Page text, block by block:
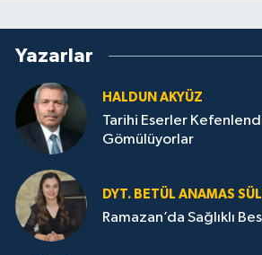
Yazarlar
HALDUN AKYÜZ
Tarihi Eserler
Gömülüyorlar
DYT. BETÜL ANAMAS
Ramazan’da Sağlıklı